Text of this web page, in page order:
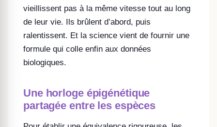
vieillissent pas à la même vitesse tout au long
de leur vie. Ils brûlent d’abord, puis
ralentissent. Et la science vient de fournir une
formule qui colle enfin aux données
biologiques.
Une horloge épigénétique
partagée entre les espèces